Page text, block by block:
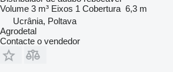
Volume 3 m³ Eixos 1 Cobertura 6,3 m
Ucrânia, Poltava
Agrodetal
Contacte o vendedor